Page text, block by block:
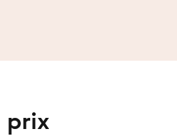
prix